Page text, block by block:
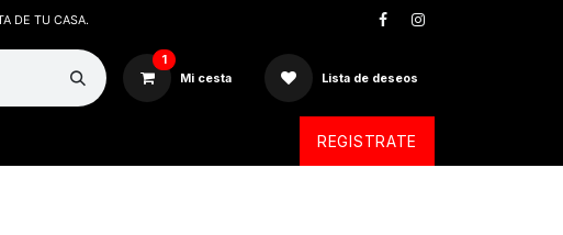
DE TU CASA.
1
Mi cesta Lista de deseos
REGISTRATE